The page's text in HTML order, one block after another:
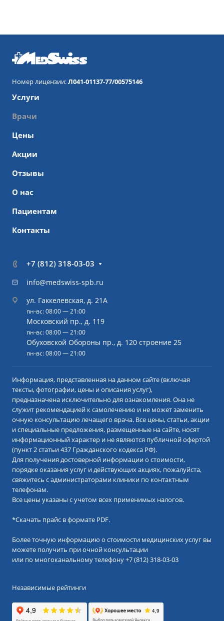
Номер лицензии:Л041-01137-77/00575146
Услуги
Врачи
Цены
Акции
Отзывы
О нас
Пациентам
Контакты
+7 (812) 318-03-03
info@medswiss-spb.ru
ул. Гаккелевская, д. 21А
пн-вс: 08:00 — 21:00
Московский пр., д. 119
пн-вс: 08:00 — 21:00
Обуховской Обороны пр., д. 120 строение 25
пн-вс: 08:00 — 21:00
Информация, представленная на данном сайте (включая
тексты, фотографии, цены и описания услуг),
предназначена исключительно для ознакомления. Она не
служит рекомендацией к самолечению и не может заменить
очную консультацию лечащего врача. Все цены, статьи, акции
и специальные предложения, размещенные на сайте, носят
информационный характер и не являются публичной офертой
(пункт 2 статьи 437 Гражданского кодекса РФ).
Для получения достоверной информации о стоимости,
порядке оказания услуг и действующих акциях, пожалуйста,
свяжитесь с администраторами клиники по контактным
телефонам.
Все цены указаны с учетом всех применимых налогов.
*Скачать прайс в формате PDF.
Более точную информацию о стоимости медицинских услуг вы
можете получить при очной консультации
или по многоканальному телефону+7 (812) 318-03-03
Независимые рейтинги